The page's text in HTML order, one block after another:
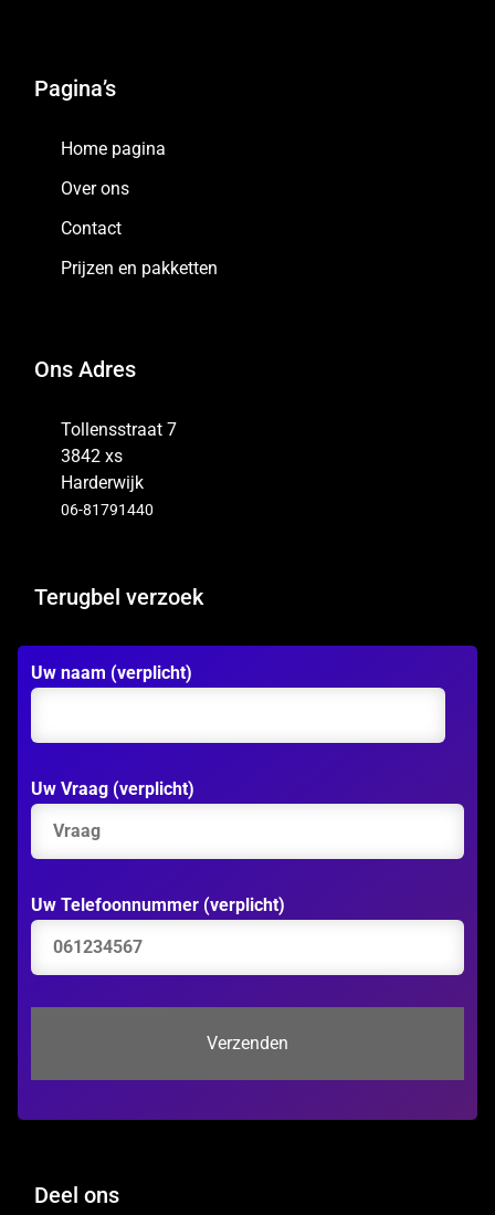
Pagina’s
Home pagina
Over ons
Contact
Prijzen en pakketten
Ons Adres
Tollensstraat 7
3842 xs
Harderwijk
06-81791440
Terugbel verzoek
Uw naam (verplicht)
Uw Vraag (verplicht)
Uw Telefoonnummer (verplicht)
Deel ons